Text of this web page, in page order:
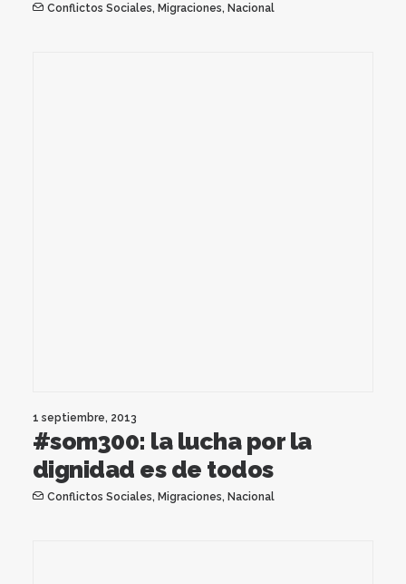
Conflictos Sociales, Migraciones, Nacional
1 septiembre, 2013
#som300: la lucha por la
dignidad es de todos
Conflictos Sociales, Migraciones, Nacional